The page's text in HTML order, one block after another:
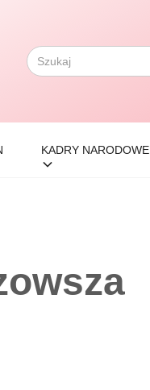
KADRY NARODOWE